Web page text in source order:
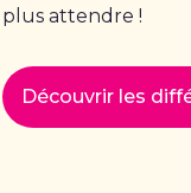
plus attendre !
Découvrir les